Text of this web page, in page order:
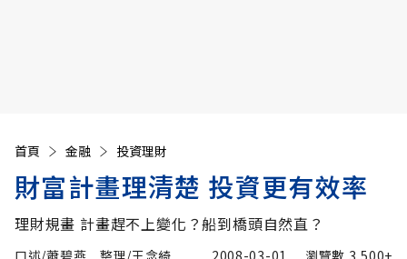
首頁 金融 投資理財
財富計畫理清楚 投資更有效率
理財規畫 計畫趕不上變化？船到橋頭自然直？
口述/蕭碧燕 整理/王念綺 2008-03-01 瀏覽數 3,500+